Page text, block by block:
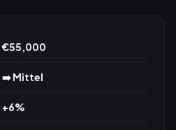
€55,000
➡️ Mittel
+6%